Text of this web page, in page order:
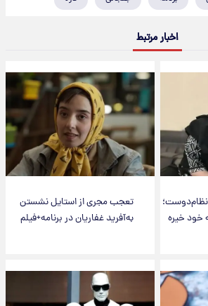
اخبار مرتبط
خیره
تعجب مجری از استایل نشستن
به‌آفرید غفاریان در برنامه+فیلم